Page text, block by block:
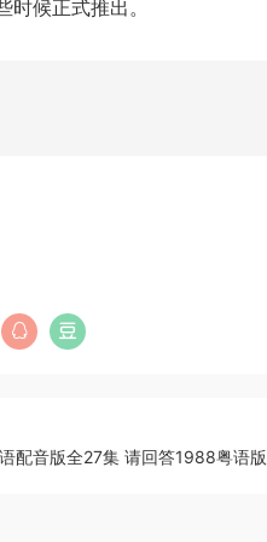
候正式推出。
配音版全27集 请回答1988粤语版